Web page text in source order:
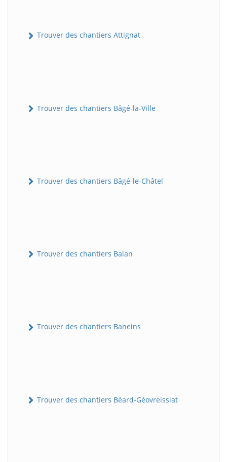
Trouver des chantiers Attignat
Trouver des chantiers Bâgé-la-Ville
Trouver des chantiers Bâgé-le-Châtel
Trouver des chantiers Balan
Trouver des chantiers Baneins
Trouver des chantiers Béard-Géovreissiat